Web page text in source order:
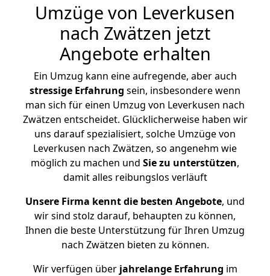
Umzüge von Leverkusen
nach Zwätzen jetzt
Angebote erhalten
Ein Umzug kann eine aufregende, aber auch
stressige Erfahrung sein, insbesondere wenn
man sich für einen Umzug von Leverkusen nach
Zwätzen entscheidet. Glücklicherweise haben wir
uns darauf spezialisiert, solche Umzüge von
Leverkusen nach Zwätzen, so angenehm wie
möglich zu machen und Sie zu unterstützen,
damit alles reibungslos verläuft
Unsere Firma kennt die besten Angebote, und
wir sind stolz darauf, behaupten zu können,
Ihnen die beste Unterstützung für Ihren Umzug
nach Zwätzen bieten zu können.
Wir verfügen überjahrelange Erfahrung im